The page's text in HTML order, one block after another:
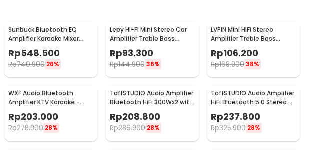
Sunbuck Bluetooth EQ
Amplifier Karaoke Mixer
Audio FM - AV-MP326BT
Rp548.500
Rp740.900 26%
Lepy Hi-Fi Mini Stereo Car
Amplifier Treble Bass
Booster - AK-170
Rp93.300
Rp144.900 36%
LVPIN Mini HiFi Stereo
Amplifier Treble Bass
Booster 12V - ST-838
Rp106.200
Rp168.90038%
WXF Audio Bluetooth
Amplifier KTV Karaoke -
Rp203.000
Rp278.900 28%
TaffSTUDIO Audio Amplifier
Bluetooth HiFi 300Wx2 with
Remote Control - BT-198E
Rp208.800
Rp286.900 28%
TaffSTUDIO Audio Amplifier
HiFi Bluetooth 5.0 Stereo 2
Channel 800W - BT-309A
Rp237.800
Rp325.900 28%